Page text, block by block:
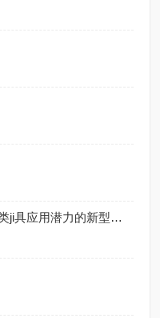
CRISPR大牛张锋教授发现一类ji具应用潜力的新型基因编辑系统